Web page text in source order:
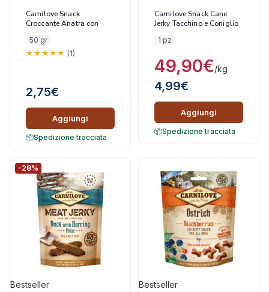
Carnilove Snack
Croccante Anatra con
50 gr
(1)
2,75€
Aggiungi
Spedizione tracciata
Carnilove Snack Cane
Jerky Tacchino e Coniglio
1 pz
4,99€
49,90€/kg
Aggiungi
Spedizione tracciata
Bestseller
-28%
Bestseller